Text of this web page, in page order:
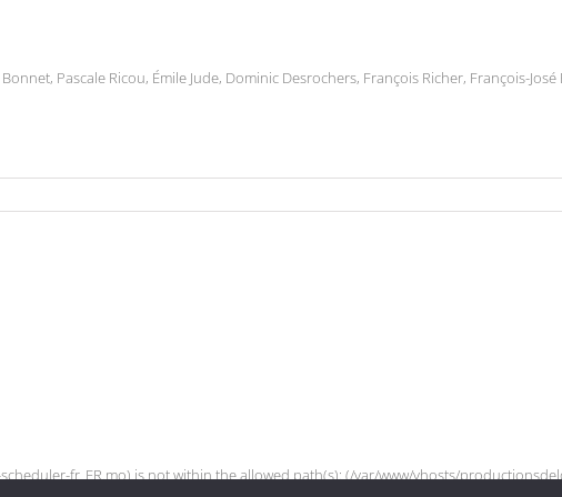
Pascale Ricou, Émile Jude, Dominic Desrochers, François Richer, François-
fr_FR.mo) is not within the allowed path(s): (/var/www/vhosts/